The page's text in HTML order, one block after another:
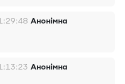
Анонімна
Анонімна